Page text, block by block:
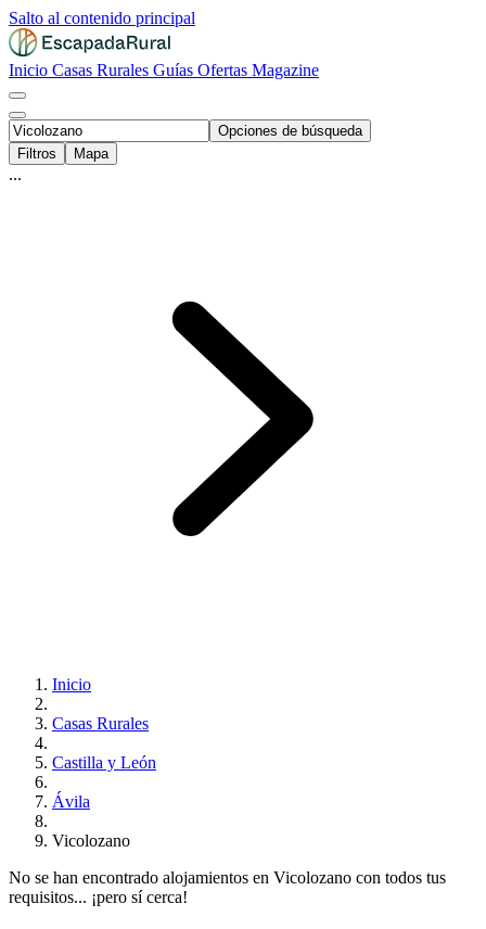
Salto al contenido principal
Inicio Casas Rurales Guías Ofertas Magazine
Opciones de búsqueda
Filtros
Mapa
...
Inicio
Casas Rurales
Castilla y León
Ávila
Vicolozano
No se han encontrado alojamientos en Vicolozano con todos tus
requisitos... ¡pero sí cerca!